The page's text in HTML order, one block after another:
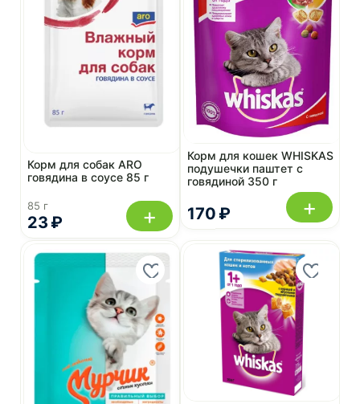
23 ₽
Корм для собак ARO
говядина в соусе 85 г
85 г + 170 ₽
Корм для кошек WHISKAS
подушечки паштет с
говядиной 350 г
+